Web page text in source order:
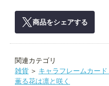
商品をシェアする
関連カテゴリ
雑貨 ＞ キャラフレームカー
薫る花は凛と咲く